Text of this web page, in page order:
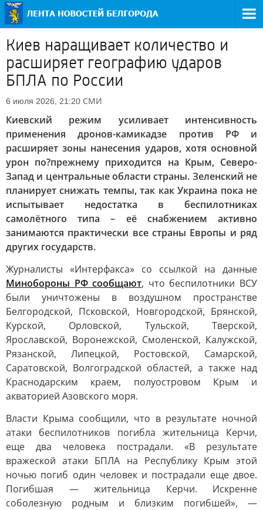
Киев наращивает количество и
расширяет географию ударов
БПЛА по России
6 июля 2026, 21:20 СМИ
Киевский режим усиливает интенсивность
применения дронов-камикадзе против РФ и
расширяет зоны нанесения ударов, хотя основной
урон по?прежнему приходится на Крым, Северо-
Запад и центральные области страны. Зеленский не
планирует снижать темпы, так как Украина пока не
испытывает недостатка в беспилотниках
самолётного типа – её снабжением активно
занимаются практически все страны Европы и ряд
других государств.
Журналисты «Интерфакса» со ссылкой на данные
Минобороны РФ сообщают, что беспилотники ВСУ
были уничтожены в воздушном пространстве
Белгородской, Псковской, Новгородской, Брянской,
Курской, Орловской, Тульской, Тверской,
Ярославской, Воронежской, Смоленской, Калужской,
Рязанской, Липецкой, Ростовской, Самарской,
Саратовской, Волгоградской областей, а также над
Краснодарским краем, полуостровом Крым и
акваторией Азовского моря.
Власти Крыма сообщили, что в результате ночной
атаки беспилотников погибла жительница Керчи,
еще два человека пострадали. «В результате
вражеской атаки БПЛА на Республику Крым этой
ночью погиб один человек и пострадали еще двое.
Погибшая — жительница Керчи. Искренне
соболезную родным и близким погибшей», —